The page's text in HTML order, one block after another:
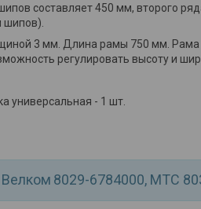
составляет 450 мм, второго
шипов).
3 мм. Длина рамы 750 мм.
регулировать высоту и
универсальная - 1 шт.
Велком 8029-6784000, МТС